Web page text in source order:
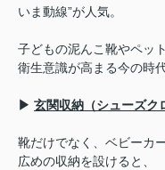
いま動線”が人気。
子どもの泥んこ靴やペッ
衛生意識が高まる今の時
▶ 玄関収納（シューズク
靴だけでなく、ベビーカ
広めの収納を設けると、